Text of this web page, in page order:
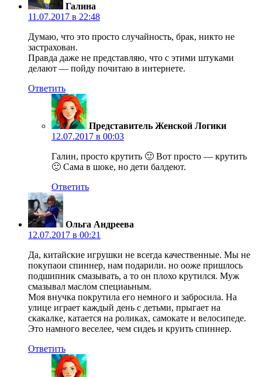
Галина
11.07.2017 в 22:48
Думаю, что это просто случайность, брак, никто не
застрахован.
Правда даже не представляю, что с этими штуками
делают — пойду почитаю в интернете.
Ответить
Представитель Женской Логики
12.07.2017 в 00:03
Галин, просто крутить 🙂 Вот просто — крутить
🙂 Сама в шоке, но дети балдеют.
Ответить
Ольга Андреева
12.07.2017 в 00:21
Да, китайские игрушки не всегда качественные. Мы не
покупаои спиннер, нам подарили. но ооже пришлось
подшипник смазывать, а то он плохо крутился. Муж
смазывал маслом специаьным.
Моя внучка покрутила его немного и забросила. На
улице играет каждый день с детьми, прыгает на
скакалке, катается на роликах, самокате и велосипеде.
Это намного веселее, чем сидеь и круить спиннер.
Ответить